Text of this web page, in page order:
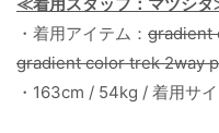
・着用アイテム： gradient
gradient color trek 2way
・163cm / 54kg / 着用サ